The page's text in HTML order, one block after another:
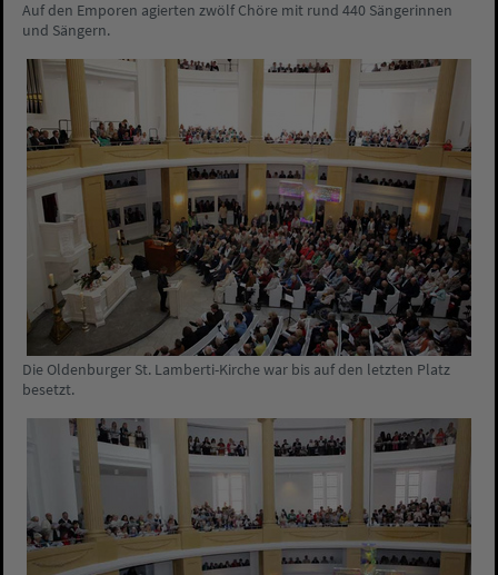
Auf den Emporen agierten zwölf Chöre mit rund 440 Sängerinnen
und Sängern.
Die Oldenburger St. Lamberti-Kirche war bis auf den letzten Platz
besetzt.